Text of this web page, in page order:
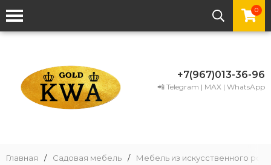
0
+7(967)013-36-96
📲 Telegram | MAX | WhatsApp
Главная / Садовая мебель / Мебель из искусственного